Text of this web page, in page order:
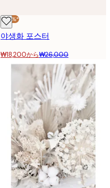
-30%*
야생화 포스터
₩18,200から₩26,000